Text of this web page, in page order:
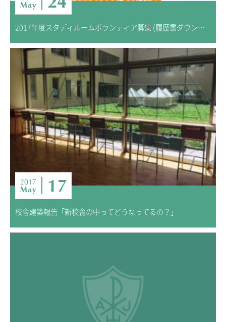
May
2017年度スタディルームボランティア募集 (履歴書ダウンロード)
2017
May 17
校舎建築報告「新校舎の中ってどうなってるの？」